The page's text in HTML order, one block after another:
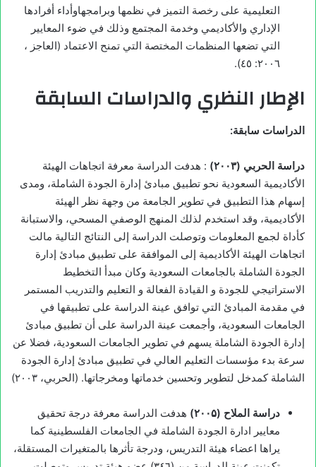
التعليمية على رخصة التميز في نظمها وبرامجهاوأداء أفرادها
الإداري والأكاديمي وخدمة المجتمع وذلك في ضوء المعايير
التي تضعها المنظمات المختصة التي تمنح الاعتماد (العاجز ،
٢٠٠٦: ٤٥).
الإطار النظري والدراسات السابقة
الدراسات سابقة:
دراسة الحربي (۲۰۰۳)
: هدفت الدراسة معرفة اتجاهات الهيئة
الأكاديمية السعودية نحو تطبيق مبادئ إدارة الجودة الشاملة، ومدى
إسهام هذا التطبيق في تطوير الجامعة من وجهة نظر الهيئة
الأكاديمية، وقد استخدم لذلك المنهج الوصفي المسحي، والاستبانة
كأداة لجمع المعلومات وتوصلت الدراسة إلى النتائج التالية مالت
اتجاهات الهيئة الأكاديمية إلى الموافقة على تطبيق مبادئ إدارة
الجودة الشاملة بالجامعات السعودية وكان مبدأ التخطيط
الاستراتيجي للجودة و القيادة الفعالة و التعليم والتدريب المستمر
في مقدمة المبادئ التي توافق عينة الدراسة على تطبيقها في
الجامعات السعودية، وأجمعت عينة الدراسة على أن تطبيق مبادئ
إدارة الجودة الشاملة يسهم في تطوير الجامعات السعودية، فضلا عن
سرعة بدء مؤسسات التعليم العالي في تطبيق مبادئ إدارة الجودة
الشاملة كمدخل لتطوير وتحسين خدماتها ومخرجاتها. (الحربي، ۲۰۰۳)
دراسة الملاح (۲۰۰۵) هدفت الدراسة معرفة درجة تحقيق
معايير ادارة الجودة الشاملة في الجامعات الفلسطينية كما
يراها اعضاء هيئة التدريس، ودرجة تأثرها بالمتغيرات المستقلة،